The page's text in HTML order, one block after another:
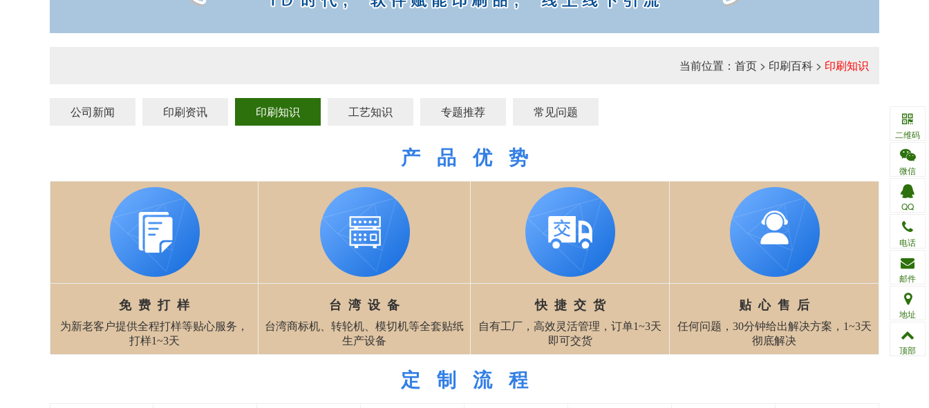
当前位置： 首页 > 印刷百科 > 印刷知识
公司新闻 印刷资讯 印刷知识 工艺知识 专题推荐 常见问题
产 品 优 势
免 费 打 样
为新老客户提供全程打样等贴心服务，
打样1~3天
台 湾 设 备
台湾商标机、转轮机、模切机等全套贴纸
生产设备
快 捷 交 货
自有工厂，高效灵活管理，订单1~3天
即可交货
贴 心 售 后
任何问题，30分钟给出解决方案，1~3天
彻底解决
定 制 流 程
二维码
微信
QQ
电话
邮件
地址
顶部